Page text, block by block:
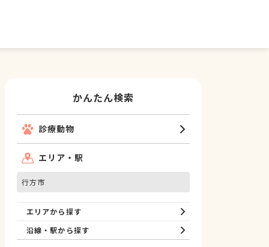
かんたん検索
診療動物
エリア・駅
行方市
エリアから探す
沿線・駅から探す